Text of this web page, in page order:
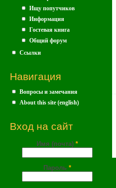
Ищу попутчиков
Информация
Гостевая книга
Общий форум
Ссылки
Навигация
Вопросы и замечания
About this site (english)
Вход на сайт
Имя (почта) *
Пароль *